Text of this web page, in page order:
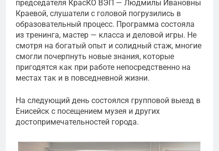
председателя КрасКО ВЭП — Людмилы Ивановны
Краевой, слушатели с головой погрузились в
образовательный процесс. Программа состояла
из тренинга, мастер — класса и деловой игры. Не
смотря на богатый опыт и солидный стаж, многие
смогли почерпнуть новые знания, которые
пригодятся как при работе непосредственно на
местах так и в повседневной жизни.
На следующий день состоялся групповой выезд в
Енисейск с посещением музея и других
достопримечательностей города.